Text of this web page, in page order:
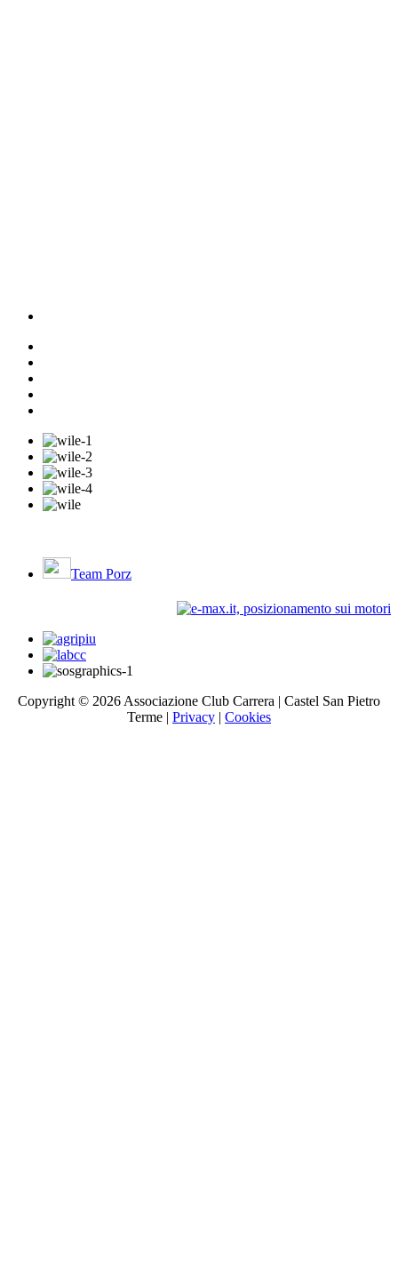
Team Porz
Copyright © 2026 Associazione Club Carrera | Castel San Pietro
Terme | Privacy | Cookies